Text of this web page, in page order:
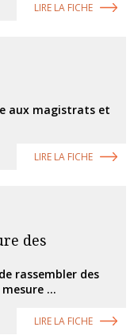
LIRE LA FICHE
aux magistrats et
LIRE LA FICHE
des
rassembler des
...
LIRE LA FICHE